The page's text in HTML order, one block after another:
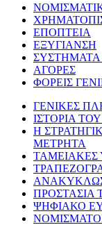
ΕΠΟΠΤΕΙΑ
ΕΞΥΓΙΑΝΣΗ
ΑΓΟΡΕΣ
ΦΟΡΕΙΣ
ΓΕΝΙΚΕΣ
ΙΣΤΟΡΙΑ
Η
ΜΕΤΡΗΤΑ
ΤΑΜΕΙΑΚΕΣ
ΠΡΟΣΤΑΣΙΑ
ΨΗΦΙΑΚΟ